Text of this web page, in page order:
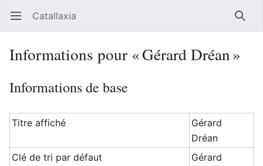
Ouvrir le menu principal Catallaxia
Informations pour « Gérard Dréan »
Informations de base
Titre affiché
Gérard
Dréan
Clé de tri par défaut
Gérard